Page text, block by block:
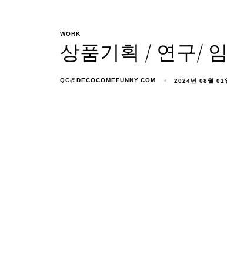
WORK
상품기획 / 연구/
QC@DECOCOMEFUNNY.COM 2024년 08월 01